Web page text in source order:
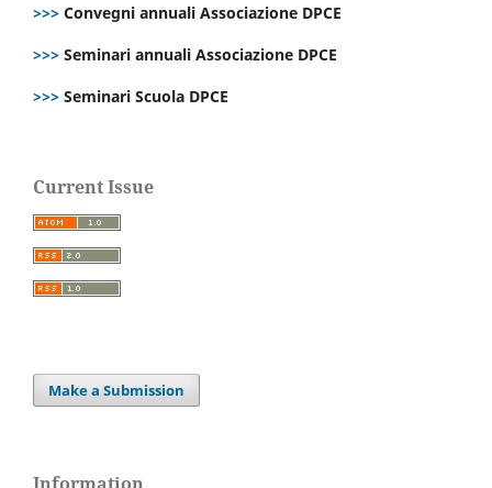
>>> Convegni annuali Associazione DPCE
>>> Seminari annuali Associazione DPCE
>>> Seminari Scuola DPCE
Current Issue
Make a Submission